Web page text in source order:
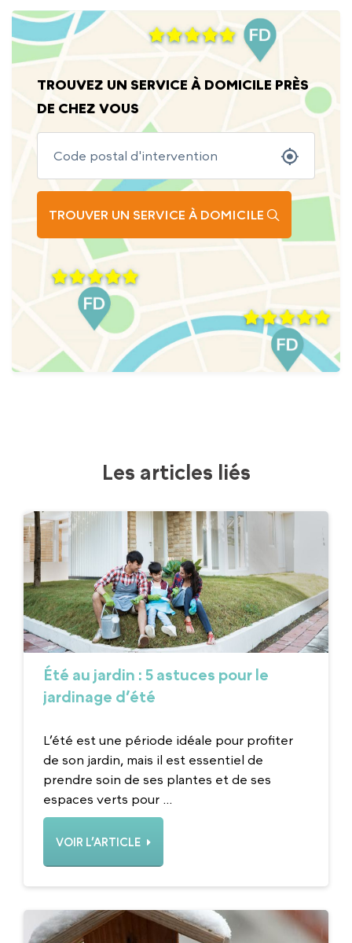
TROUVEZ UN SERVICE À DOMICILE PRÈS
DE CHEZ VOUS
TROUVER UN SERVICE À DOMICILE
Les articles liés
Été au jardin : 5 astuces pour le
jardinage d’été
L’été est une période idéale pour profiter
de son jardin, mais il est essentiel de
prendre soin de ses plantes et de ses
espaces verts pour ...
VOIR L’ARTICLE